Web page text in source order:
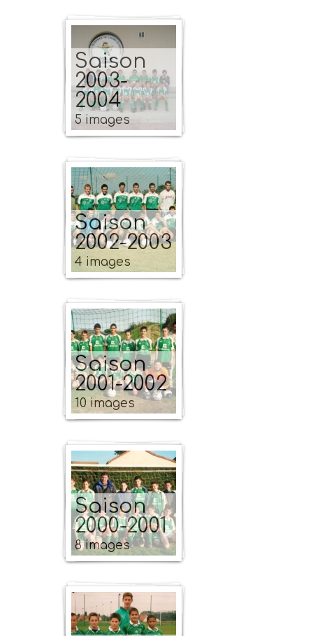
Saison
2003-
2004
5 images
Saison
2002-2003
4 images
Saison
2001-2002
10 images
Saison
2000-2001
8 images